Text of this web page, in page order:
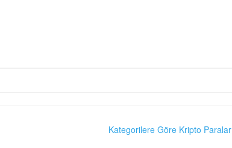
Kategorilere Göre Kripto Paralar